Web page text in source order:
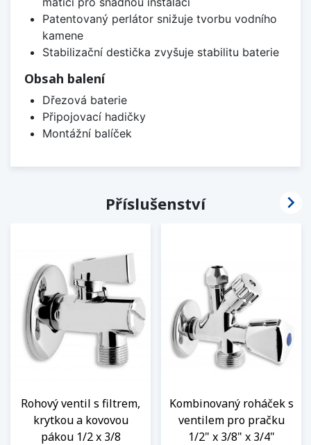
Patentovaný perlátor snižuje tvorbu vodního
kamene
Stabilizační destička zvyšuje stabilitu baterie
Obsah balení
Dřezová baterie
Připojovací hadičky
Montážní balíček
Příslušenství
Rohový ventil s filtrem,
krytkou a kovovou
pákou 1/2 x 3/8
Kombinovaný roháček s
ventilem pro pračku
1/2" x 3/8" x 3/4"
